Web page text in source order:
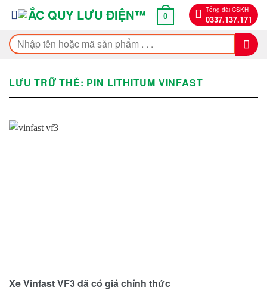
qua
nội
dung
0
Tổng đài CSKH
0337.137.171
Tìm
kiếm:
LƯU TRỮ THẺ: PIN LITHITUM VINFAST
Xe Vinfast VF3 đã có giá chính thức